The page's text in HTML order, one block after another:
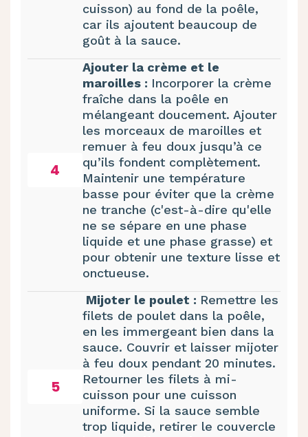
cuisson) au fond de la poêle,
car ils ajoutent beaucoup de
goût à la sauce.
4
Ajouter la crème et le
maroilles : Incorporer la crème
fraîche dans la poêle en
mélangeant doucement. Ajouter
les morceaux de maroilles et
remuer à feu doux jusqu’à ce
qu’ils fondent complètement.
Maintenir une température
basse pour éviter que la crème
ne tranche (c'est-à-dire qu'elle
ne se sépare en une phase
liquide et une phase grasse) et
pour obtenir une texture lisse et
onctueuse.
5
Mijoter le poulet : Remettre les
filets de poulet dans la poêle,
en les immergeant bien dans la
sauce. Couvrir et laisser mijoter
à feu doux pendant 20 minutes.
Retourner les filets à mi-
cuisson pour une cuisson
uniforme. Si la sauce semble
trop liquide, retirer le couvercle